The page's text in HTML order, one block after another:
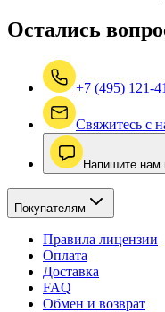
Остались
+7 (495) 121-
Свяжитесь с
Напишите нам
Покупателям
Правила лицензии
Оплата
Доставка
FAQ
Обмен и возврат